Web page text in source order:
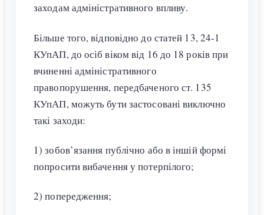
заходам адміністративного впливу.
Більше того, відповідно до статей 13, 24-1
КУпАП, до осіб віком від 16 до 18 років при
вчиненні адміністративного
правопорушення, передбаченого ст. 135
КУпАП, можуть бути застосовані виключно
такі заходи:
1) зобов’язання публічно або в іншій формі
попросити вибачення у потерпілого;
2) попередження;